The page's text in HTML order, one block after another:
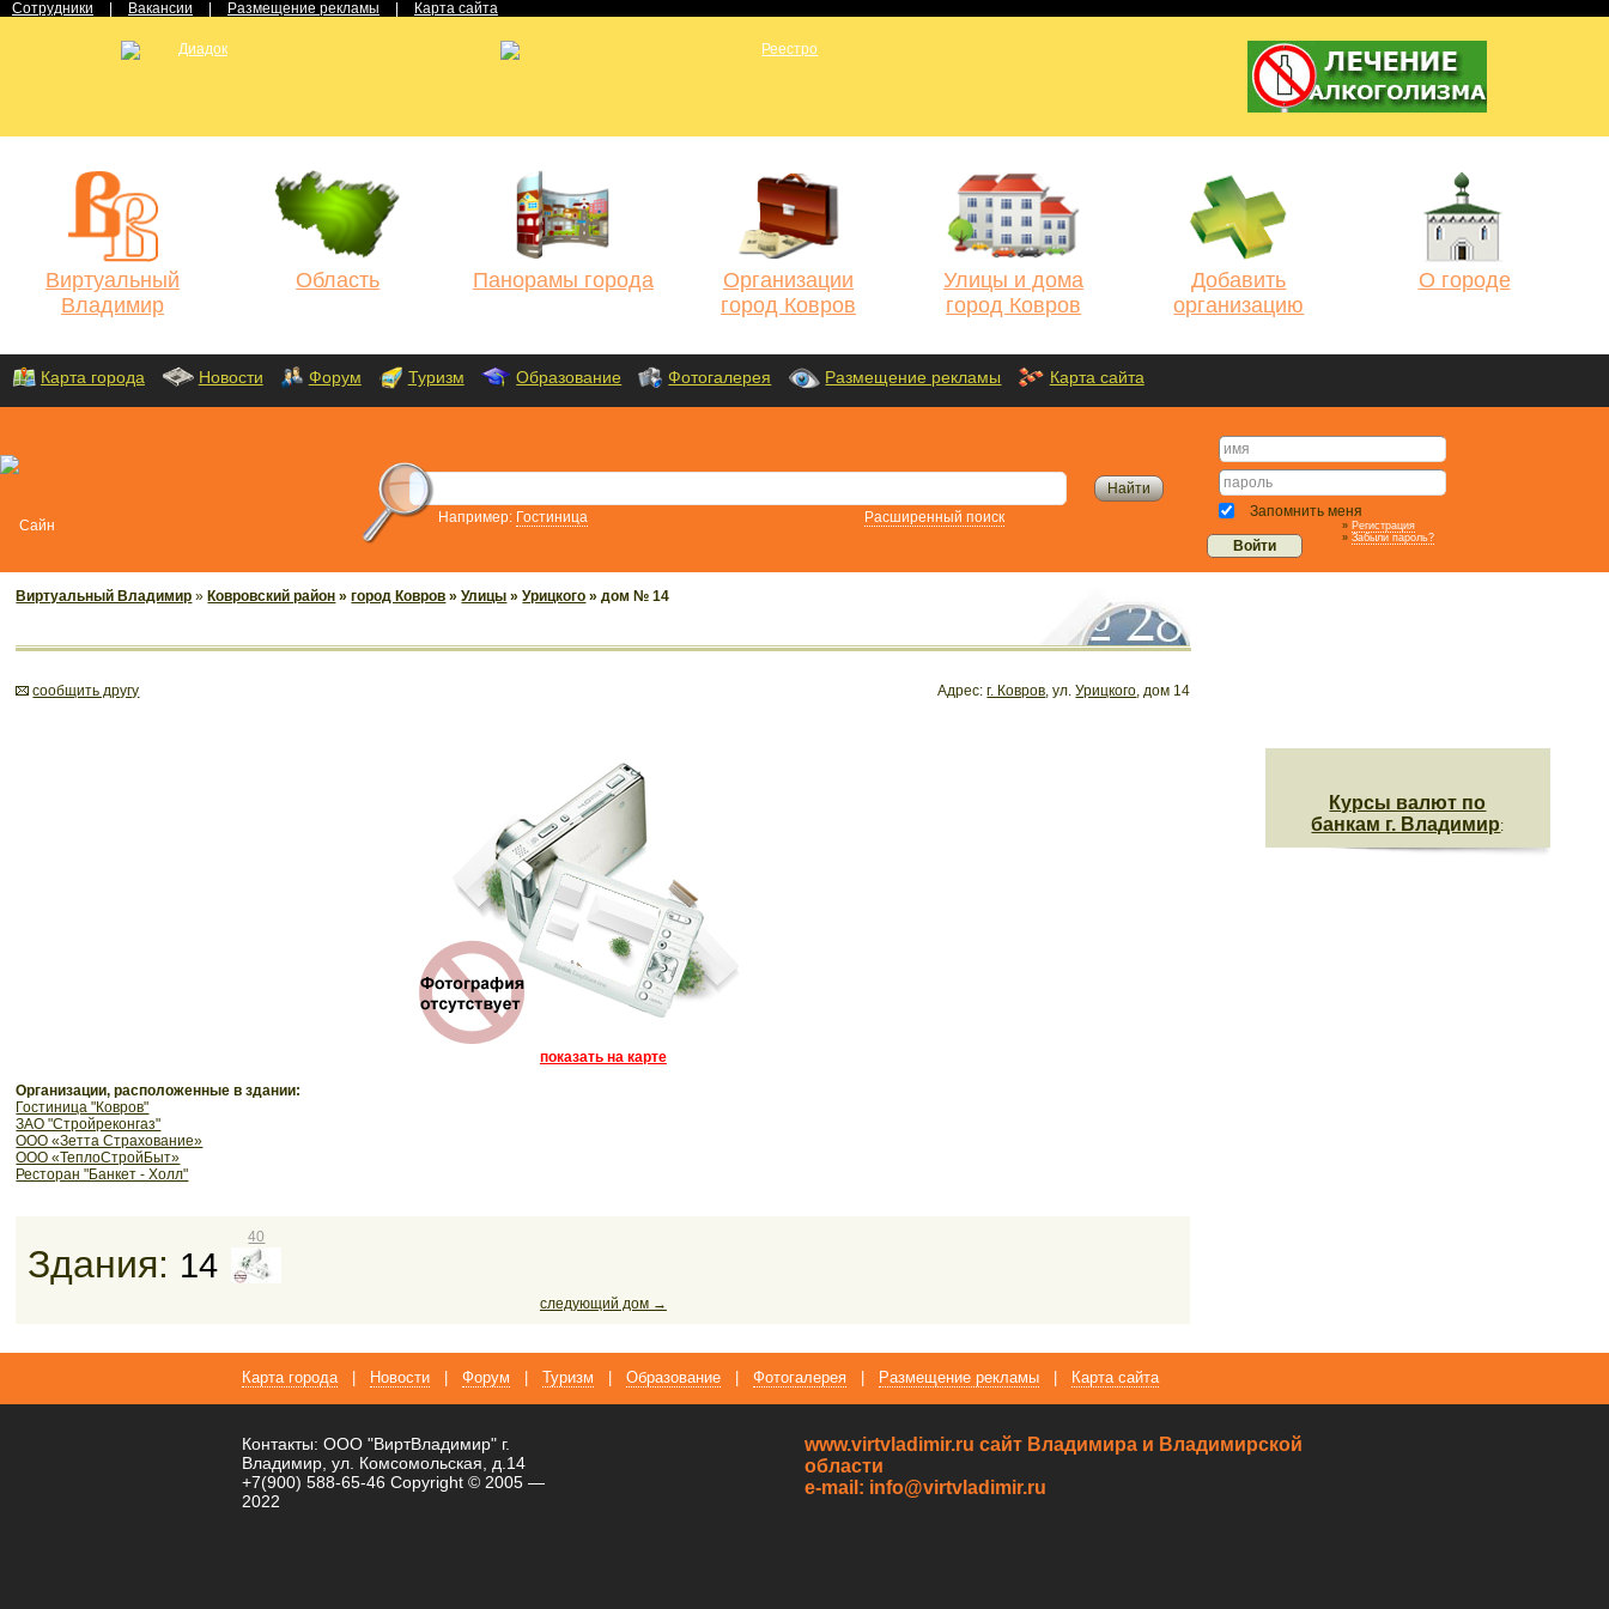
Сотрудники Вакансии Размещение рекламы Карта сайта
Виртуальный
Владимир
Область Панорамы города
Организации
город Ковров
Улицы и дома
город Ковров
Добавить
организацию
О городе
Карта города Новости Форум Туризм Образование Фотогалерея Размещение рекламы Карта сайта
Например: Гостиница Расширенный поиск Запомнить меня
» Регистрация
» Забыли пароль?
Виртуальный Владимир » Ковровский район »город Ковров »Улицы »Урицкого » дом № 14
cообщить другу Адрес:г. Ковров, ул.Урицкого, дом 14
показать на карте
Организации, расположенные в здании:
Гостиница "Ковров"
ЗАО "Стройреконгаз"
ООО «Зетта Страхование»
ООО «ТеплоСтройБыт»
Ресторан "Банкет - Холл"
Здания: 14
40
следующий дом →
Курсы валют по
банкам г. Владимир:
Карта города Новости Форум Туризм Образование Фотогалерея Размещение рекламы Карта сайта
Контакты: ООО "ВиртВладимир" г.
Владимир, ул. Комсомольская, д.14
+7(900) 588-65-46 Copyright © 2005 —
2022
www.virtvladimir.ru cайт Владимира и Владимирской
области
e-mail: info@virtvladimir.ru